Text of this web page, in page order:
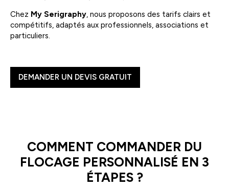
Chez My Serigraphy, nous proposons des tarifs clairs et
compétitifs, adaptés aux professionnels, associations et
particuliers.
DEMANDER UN DEVIS GRATUIT
COMMENT COMMANDER DU
FLOCAGE PERSONNALISÉ EN 3
ÉTAPES ?